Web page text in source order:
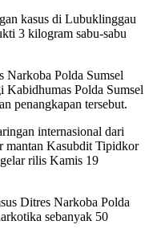
kasus di Lubuklinggau
3 kilogram sabu-sabu
Narkoba Polda Sumsel
Polda Sumsel
penangkapan tersebut.
internasional dari
mantan Kasubdit Tipidkor
rilis Kamis 19
Ditres Narkoba Polda
sebanyak 50